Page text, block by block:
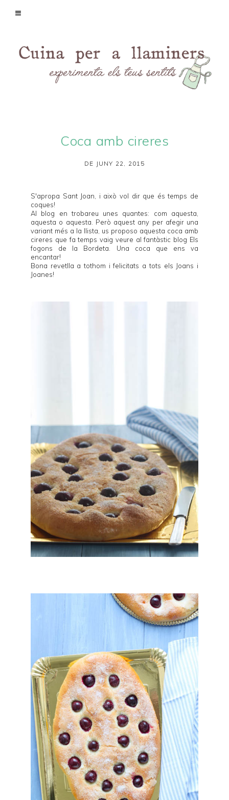
Coca amb cireres
DE JUNY 22, 2015
S'apropa Sant Joan, i això vol dir que és temps de
coques!
Al blog en trobareu unes quantes: com aquesta
aquesta o aquesta . Però aquest any per afegir una
variant més a la llista, us proposo aquesta coca amb
cireres que fa temps vaig veure al fantàstic blog Els
fogons de la Bordeta . Una coca que ens va
encantar!
Bona revetlla a tothom i felicitats a tots els Joans i
Joanes!